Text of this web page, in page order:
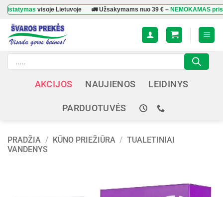
Skip
content
visoje Lietuvoje 🚛 Užsakymams nuo39 €– NEMOKAMAS
Products
search
AKCIJOS NAUJIENOS LEIDINYS
PARDUOTUVĖS
PRADŽIA / KŪNO PRIEŽIŪRA / TUALETINIAI
VANDENYS